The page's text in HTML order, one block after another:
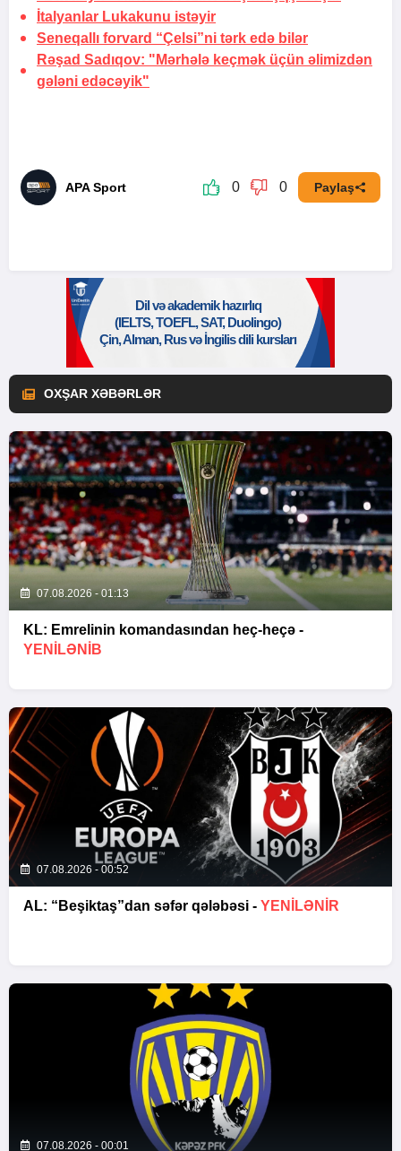
İtalyanlar Lukakunu istəyir
Seneqallı forvard “Çelsi”ni tərk edə bilər
Rəşad Sadıqov: "Mərhələ keçmək üçün əlimizdən
gələni edəcəyik"
APA Sport 0 0 Paylaş
OXŞAR XƏBƏRLƏR
07.08.2026 - 01:13
KL: Emrelinin komandasından heç-heçə -
YENİLƏNİB
07.08.2026 - 00:52
AL: “Beşiktaş”dan səfər qələbəsi - YENİLƏNİR
07.08.2026 - 00:01